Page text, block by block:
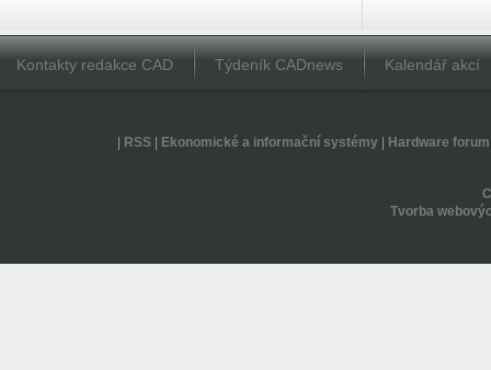
Kontakty redakce CAD Týdeník CADnews Kalendář akcí
RSS| Ekonomické a informační systémy| Hardware forum
Tvorba